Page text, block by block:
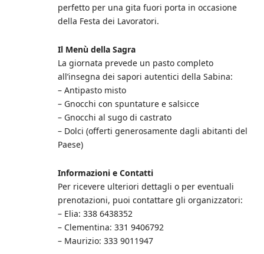
perfetto per una gita fuori porta in occasione
della Festa dei Lavoratori.
Il Menù della Sagra
La giornata prevede un pasto completo
all’insegna dei sapori autentici della Sabina:
– Antipasto misto
– Gnocchi con spuntature e salsicce
– Gnocchi al sugo di castrato
– Dolci (offerti generosamente dagli abitanti del
Paese)
Informazioni e Contatti
Per ricevere ulteriori dettagli o per eventuali
prenotazioni, puoi contattare gli organizzatori:
– Elia: 338 6438352
– Clementina: 331 9406792
– Maurizio: 333 9011947